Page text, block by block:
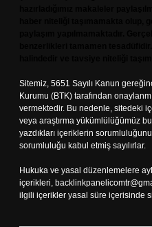
Sitemiz, 5651 Sayılı Kanun
Kurumu (BTK) tarafından
vermektedir. Bu nedenle, sitedeki
veya araştırma yükümlülüğümüz
yazdıkları içeriklerin
sorumluluğu kabul etmiş sayılırlar.
Hukuka ve yasal düzenlemelere
içerikleri,
ilgili içerikler yasal süre içerisinde